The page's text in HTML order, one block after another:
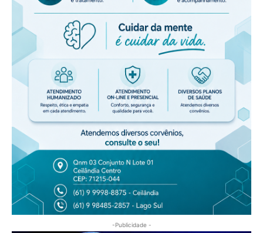
-Publicidade -